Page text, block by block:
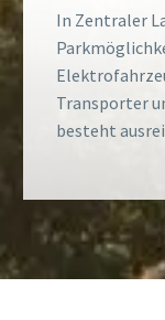
In Zentraler
Transporter
besteht